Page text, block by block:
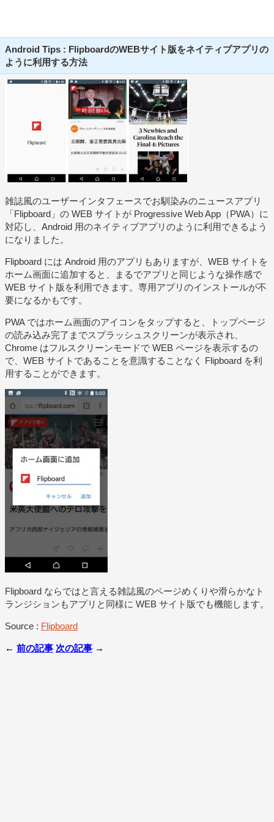
Android Tips : FlipboardのWEBサイト版をネイティブアプリの
ように利用する方法
雑誌風のユーザーインタフェースでお馴染みのニュースアプリ
「Flipboard」の WEB サイトが Progressive Web App（PWA）に
対応し、Android 用のネイティブアプリのように利用できるよう
になりました。
Flipboard には Android 用のアプリもありますが、WEB サイトを
ホーム画面に追加すると、まるでアプリと同じような操作感で
WEB サイト版を利用できます。専用アプリのインストールが不
要になるかもです。
PWA ではホーム画面のアイコンをタップすると、トップページ
の読み込み完了までスプラッシュスクリーンが表示され、
Chrome はフルスクリーンモードで WEB ページを表示するの
で、WEB サイトであることを意識することなく Flipboard を利
用することができます。
Flipboard ならではと言える雑誌風のページめくりや滑らかなト
ランジションもアプリと同様に WEB サイト版でも機能します。
Source : Flipboard
← 前の記事 次の記事 →